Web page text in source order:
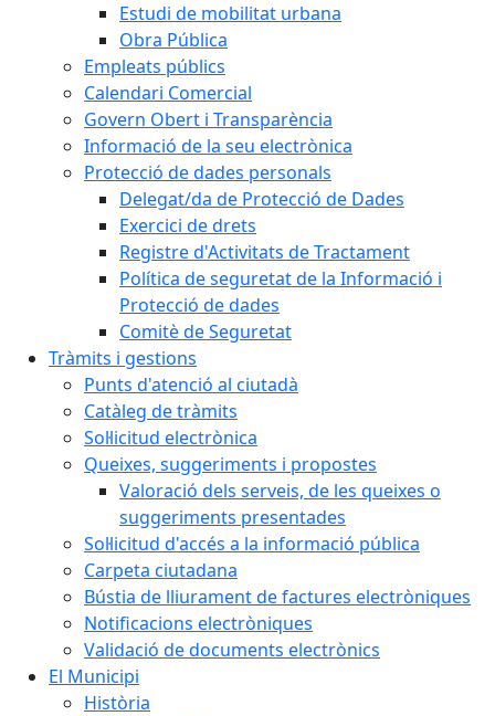
Estudi de mobilitat urbana
Obra Pública
Empleats públics
Calendari Comercial
Govern Obert i Transparència
Informació de la seu electrònica
Protecció de dades personals
Delegat/da de Protecció de Dades
Exercici de drets
Registre d'Activitats de Tractament
Política de seguretat de la Informació i
Protecció de dades
Comitè de Seguretat
Tràmits i gestions
Punts d'atenció al ciutadà
Catàleg de tràmits
Sol·licitud electrònica
Queixes, suggeriments i propostes
Valoració dels serveis, de les queixes o
suggeriments presentades
Sol·licitud d'accés a la informació pública
Carpeta ciutadana
Bústia de lliurament de factures electròniques
Notificacions electròniques
Validació de documents electrònics
El Municipi
Història